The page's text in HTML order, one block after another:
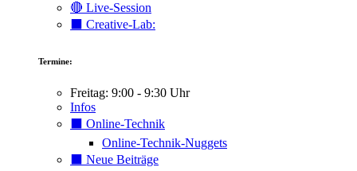
🔴 Live-Session
⬛️ Creative-Lab:
Termine:
Freitag: 9:00 - 9:30 Uhr
Infos
⬛️ Online-Technik
Online-Technik-Nuggets
⬛️ Neue Beiträge